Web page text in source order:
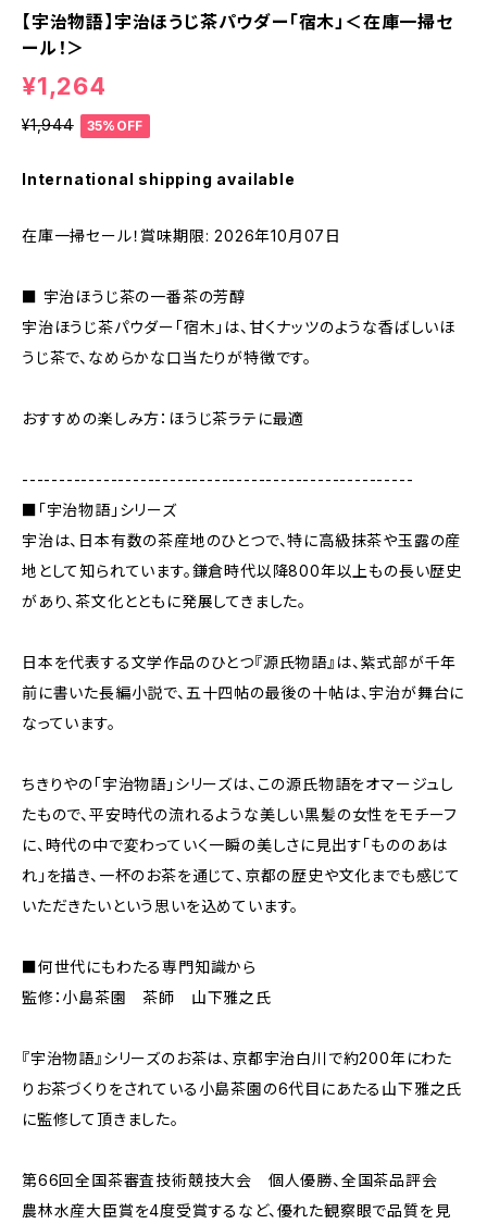
【宇治物語】宇治ほうじ茶パウダー「宿木」＜在庫一掃セ
ール！＞
¥1,264
¥1,944 35%OFF
International shipping available
在庫一掃セール！賞味期限: 2026年10月07日
■ 宇治ほうじ茶の一番茶の芳醇
宇治ほうじ茶パウダー「宿木」は、甘くナッツのような香ばしいほ
うじ茶で、なめらかな口当たりが特徴です。
おすすめの楽しみ方：ほうじ茶ラテに最適
-----------------------------------------------------
■「宇治物語」シリーズ
宇治は、日本有数の茶産地のひとつで、特に高級抹茶や玉露の産
地として知られています。鎌倉時代以降800年以上もの長い歴史
があり、茶文化とともに発展してきました。
日本を代表する文学作品のひとつ『源氏物語』は、紫式部が千年
前に書いた長編小説で、五十四帖の最後の十帖は、宇治が舞台に
なっています。
ちきりやの「宇治物語」シリーズは、この源氏物語をオマージュし
たもので、平安時代の流れるような美しい黒髪の女性をモチーフ
に、時代の中で変わっていく一瞬の美しさに見出す「もののあは
れ」を描き、一杯のお茶を通じて、京都の歴史や文化までも感じて
いただきたいという思いを込めています。
■何世代にもわたる専門知識から
監修：小島茶園 茶師 山下雅之氏
『宇治物語』シリーズのお茶は、京都宇治白川で約200年にわた
りお茶づくりをされている小島茶園の6代目にあたる山下雅之氏
に監修して頂きました。
第66回全国茶審査技術競技大会 個人優勝、全国茶品評会
農林水産大臣賞を4度受賞するなど、優れた観察眼で品質を見